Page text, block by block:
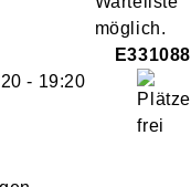
E331088
- 19:20